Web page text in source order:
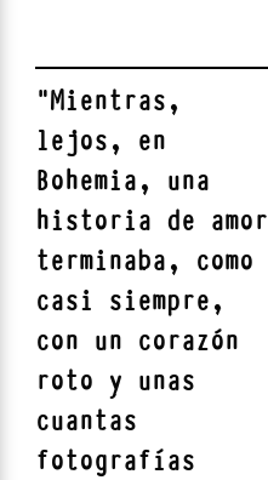
"Mientras,
lejos, en
Bohemia, una
historia de amor
terminaba, como
casi siempre,
con un corazón
roto y unas
cuantas
fotografías